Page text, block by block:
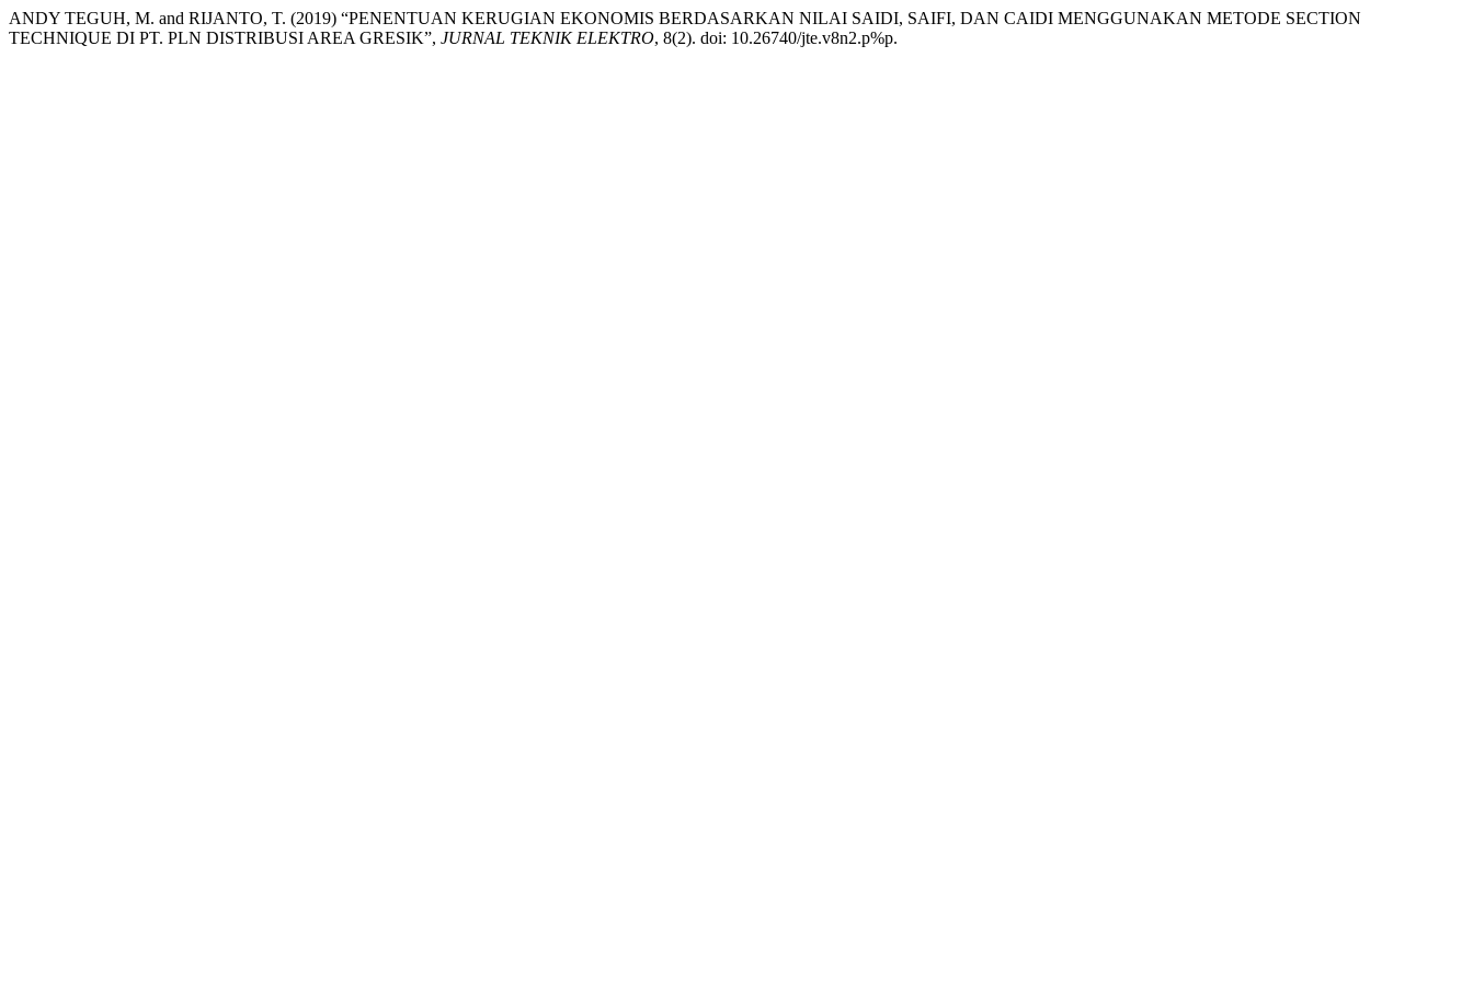
ANDY TEGUH, M. and RIJANTO, T. (2019) “PENENTUAN KERUGIAN EKONOMIS BERDASARKAN NILAI SAIDI, SAIFI, DAN CAIDI MENGGUNAKAN METODE SECTION
TECHNIQUE DI PT. PLN DISTRIBUSI AREA GRESIK”, JURNAL TEKNIK ELEKTRO, 8(2). doi: 10.26740/jte.v8n2.p%p.